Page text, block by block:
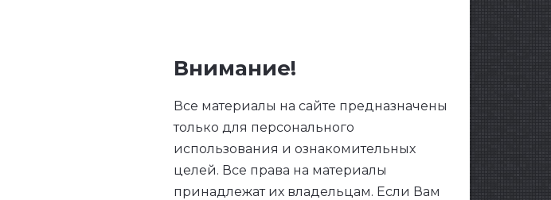
Внимание!
Все материалы на сайте предназначены
только для персонального
использования и ознакомительных
целей. Все права на материалы
принадлежат их владельцам. Если Вам